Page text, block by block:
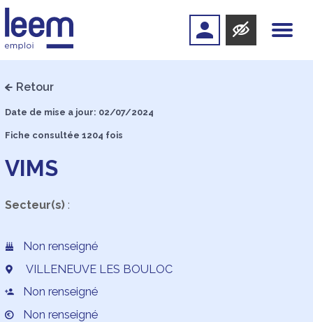
Retour
Date de mise a jour: 02/07/2024
Fiche consultée 1204 fois
VIMS
Secteur(s):
Non renseigné
VILLENEUVE LES BOULOC
Non renseigné
Non renseigné